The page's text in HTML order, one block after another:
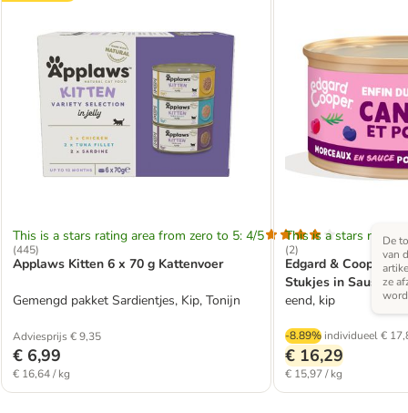
This is a stars rating area from zero to 5: 4/5
(445)
Applaws Kitten 6 x 70 g Kattenvoer
Gemengd pakket Sardientjes, Kip, Tonijn
Adviesprijs € 9,35
€ 6,99
€ 16,64 / kg
This is a stars rating
(2)
Edgard & Cooper
Stukjes in Saus 12
eend, kip
-8.89% individueel €
De
van
ze
€ 16,29
€ 15,97 / kg